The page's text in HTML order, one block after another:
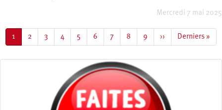
Mercredi 7 mai 2025
Page
courante
1 Page
2 Page
3 Page
4 Page
5 Page
6 Page
7 Page
8 Page
9
Page
suivante
››
Dernière
page
Derniers »